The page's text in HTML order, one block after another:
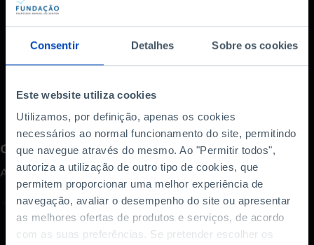
Consentir Detalhes Sobre os cookies
Este website utiliza cookies
Utilizamos, por definição, apenas os cookies
necessários ao normal funcionamento do site, permitindo
que navegue através do mesmo. Ao "Permitir todos",
autoriza a utilização de outro tipo de cookies, que
permitem proporcionar uma melhor experiência de
navegação, avaliar o desempenho do site ou apresentar
as melhores ofertas de produtos e serviços, de acordo
com as suas preferências. Se pretender escolher os
algum desconforto. Prepare-se para esta trilogia
de episódios; prepare-se para correr o sério risco
de afinal compreender o valor de um estado, que,
afinal, não faz mais do que providenciar para
Como avalia este conteúdo?
A sua opinião é importante.